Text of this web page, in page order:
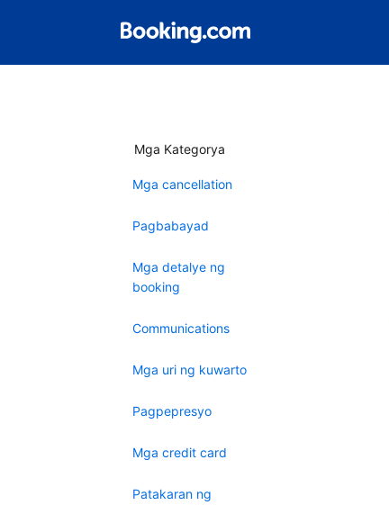
Mga Kategorya
Mga cancellation
Pagbabayad
Mga detalye ng
booking
Communications
Mga uri ng kuwarto
Pagpepresyo
Mga credit card
Patakaran ng